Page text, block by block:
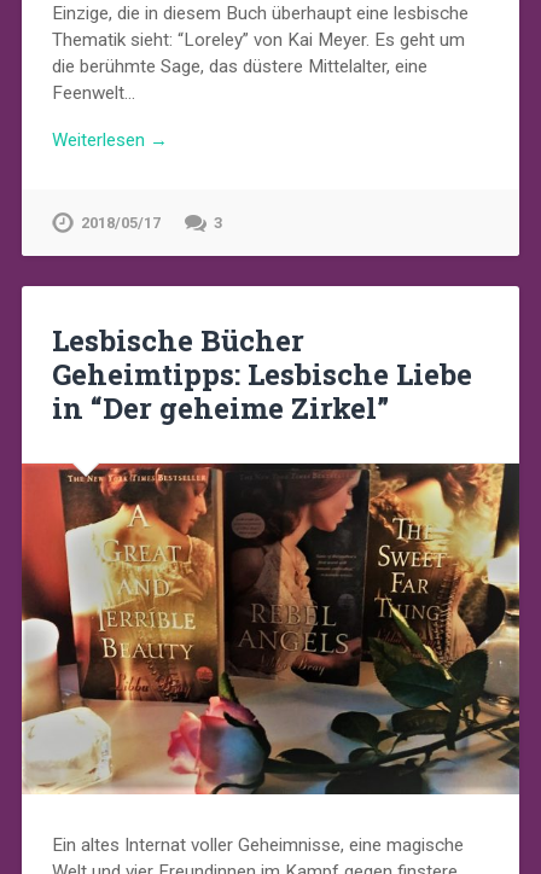
Einzige, die in diesem Buch überhaupt eine lesbische
Thematik sieht: “Loreley” von Kai Meyer. Es geht um
die berühmte Sage, das düstere Mittelalter, eine
Feenwelt…
Weiterlesen →
2018/05/17 3
Lesbische Bücher
Geheimtipps: Lesbische Liebe
in “Der geheime Zirkel”
Ein altes Internat voller Geheimnisse, eine magische